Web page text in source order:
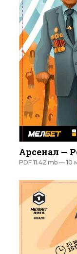
Арсенал —
PDF 11.42 mb — 10